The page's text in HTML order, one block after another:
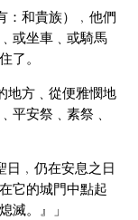
：和貴族）﹐他們
或坐車﹑或騎馬
了。
地方﹑從便雅憫地
平安祭﹑素祭﹑
日﹐仍在安息之日
它的城門中點起
滅。』」